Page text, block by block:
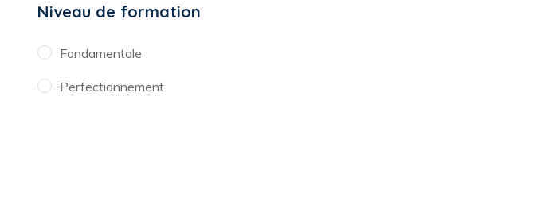
Niveau de formation
Fondamentale
Perfectionnement